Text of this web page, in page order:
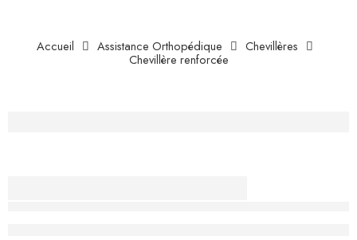
Accueil Assistance Orthopédique
Chevillères
Chevillère renforcée